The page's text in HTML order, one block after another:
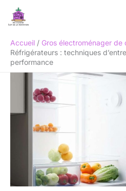
Accueil
Gros électroménager de
Réfrigérateurs : techniques
performance
Rechercher